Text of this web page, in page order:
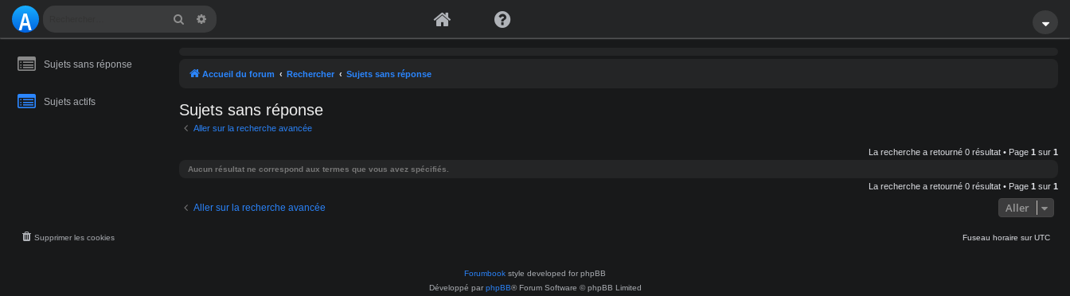
A
T
R
E
Rechercher
Sujets sans réponse
Sujets actifs
Accueil du forum Rechercher Sujets sans réponse
Sujets sans réponse
Aller sur la recherche avancée
La recherche a retourné 0 résultat • Page 1 sur 1
Aucun résultat ne correspond aux termes que vous avez spécifiés.
La recherche a retourné 0 résultat • Page 1 sur 1
Aller sur la recherche avancée Aller
Fuseau horaire surUTC
Supprimer les cookies
Forumbook style developed for phpBB
Développé par phpBB® Forum Software © phpBB Limited